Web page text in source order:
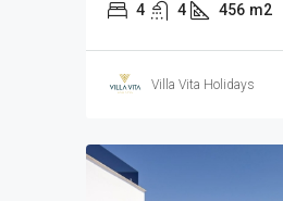
4 4 456 m2
Villa Vita Holidays